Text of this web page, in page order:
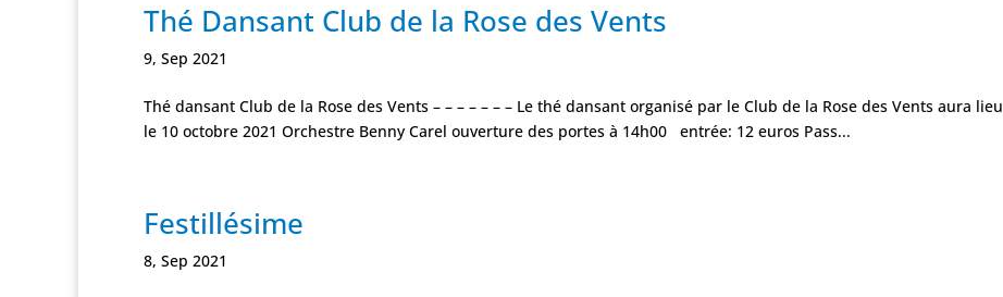
Thé Dansant Club de la Rose des Vents
9, Sep 2021
Thé dansant Club de la Rose des Vents – – – – – – – Le thé dansant organisé par le Club de la Rose des Vents aura lieu
le 10 octobre 2021 Orchestre Benny Carel ouverture des portes à 14h00 entrée: 12 euros Pass...
Festillésime
8, Sep 2021